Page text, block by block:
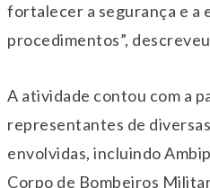
fortalecer a segurança e a
procedimentos”,
A atividade contou com a
representantes de
envolvidas, incluindo
Corpo de Bombeiros